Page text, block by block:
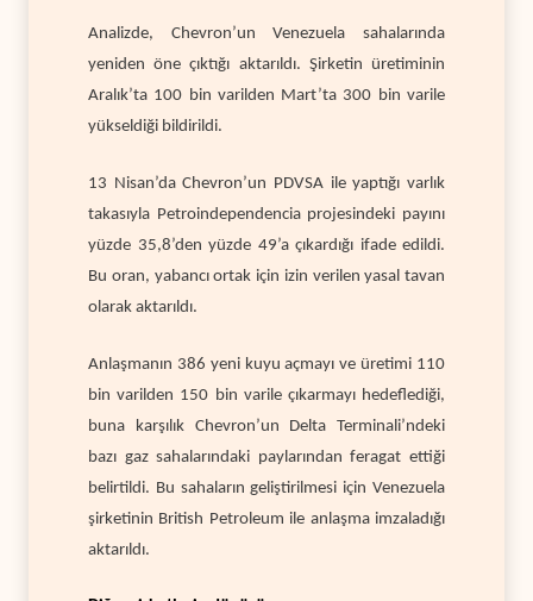
Analizde, Chevron’un Venezuela sahalarında
yeniden öne çıktığı aktarıldı. Şirketin üretiminin
Aralık’ta 100 bin varilden Mart’ta 300 bin varile
yükseldiği bildirildi.
13 Nisan’da Chevron’un PDVSA ile yaptığı varlık
takasıyla Petroindependencia projesindeki payını
yüzde 35,8’den yüzde 49’a çıkardığı ifade edildi.
Bu oran, yabancı ortak için izin verilen yasal tavan
olarak aktarıldı.
Anlaşmanın 386 yeni kuyu açmayı ve üretimi 110
bin varilden 150 bin varile çıkarmayı hedeflediği,
buna karşılık Chevron’un Delta Terminali’ndeki
bazı gaz sahalarındaki paylarından feragat ettiği
belirtildi. Bu sahaların geliştirilmesi için Venezuela
şirketinin British Petroleum ile anlaşma imzaladığı
aktarıldı.